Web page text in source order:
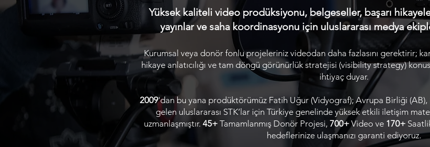
Yüksek kaliteli video prodüksiyonu, belgeseller, başarı
yayınlar ve saha koordinasyonu için uluslararası medya
Kurumsal veya donör fonlu projeleriniz videodan daha fazlasını gerektirir;
hikaye anlatıcılığı ve tam döngü görünürlük stratejisi (visibility strategy)
ihtiyaç duyar.
2009'dan bu yana prodüktörümüz Fatih Uğur (Vidyograf); Avrupa Birliği
gelen uluslararası STK’lar için Türkiye genelinde yüksek etkili iletişim
uzmanlaşmıştır. 45+ Tamamlanmış Donör Projesi, 700+ Video ve 170+
hedeflerinize ulaşmanızı garanti ediyoruz.